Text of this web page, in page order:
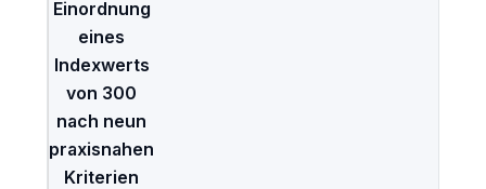
Einordnung
eines
Indexwerts
von 300
nach neun
praxisnahen
Kriterien